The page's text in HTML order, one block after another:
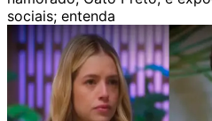
sociais; entenda